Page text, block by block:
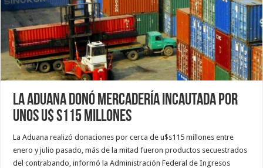
La Aduana donó mercadería incautada por
unos u$ s115 millones
La Aduana realizó donaciones por cerca de u$s115 millones entre
enero y julio pasado, más de la mitad fueron productos secuestrados
del contrabando, informó la Administración Federal de Ingresos